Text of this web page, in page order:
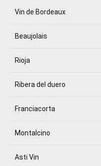
Vin de Bordeaux
Beaujolais
Rioja
Ribera del duero
Franciacorta
Montalcino
Asti Vin